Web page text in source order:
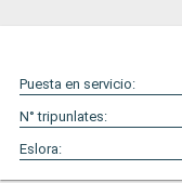
Puesta en servicio:
N° tripunlates:
Eslora: